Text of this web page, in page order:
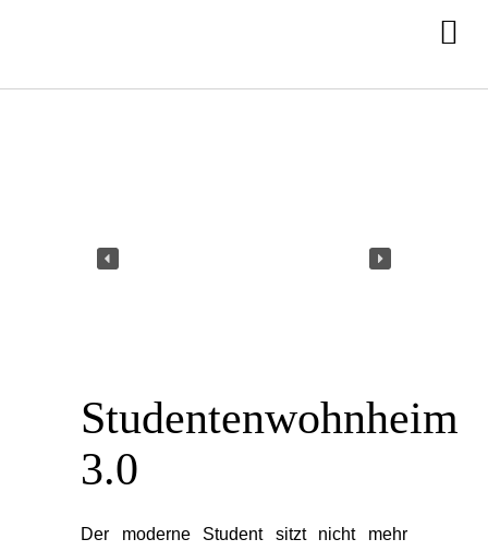
Studentenwohnheim
3.0
Der moderne Student sitzt nicht mehr